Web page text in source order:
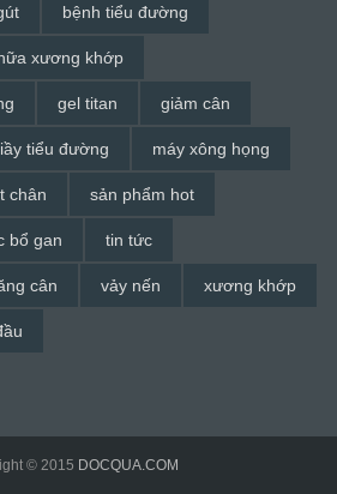
bệnh tiểu đường
xương khớp
gel titan giảm cân
tiểu đường máy xông họng
chân sản phẩm hot
bổ gan tin tức
cân vảy nến xương khớp
© 2015 DOCQUA.COM